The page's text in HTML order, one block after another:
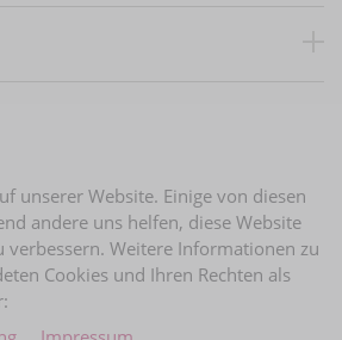
unserer Website. Einige von diesen
andere uns helfen, diese Website
verbessern. Weitere Informationen zu
Cookies und Ihren Rechten als